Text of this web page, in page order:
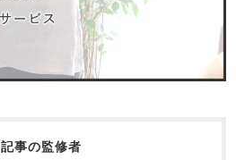
秋
新着商品
- New Arrival -
地一覧はこちら
がす一覧はこちら
羽織・バスロ
事の監修者